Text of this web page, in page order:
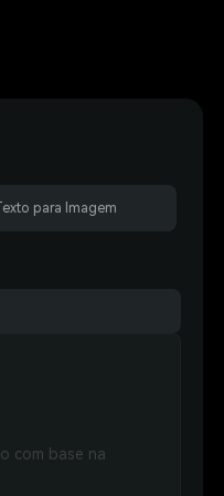
Texto para Imagem